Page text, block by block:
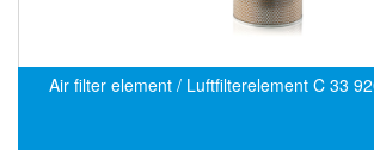
CS-Instrument
CTC
Air filter element / Luftfilterelement C 33